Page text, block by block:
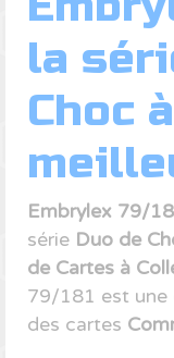
la
Choc
Embrylex 79/
série Duo de
de Cartes à
79/181 est une
des cartes